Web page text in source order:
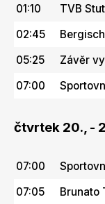
01:10
TVB
02:45
05:25
Závěr
07:00
čtvrtek 20., -
07:00
07:05
Brunato